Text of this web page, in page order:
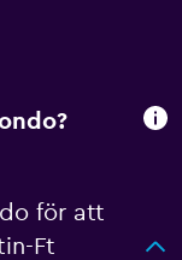
för att
Ft